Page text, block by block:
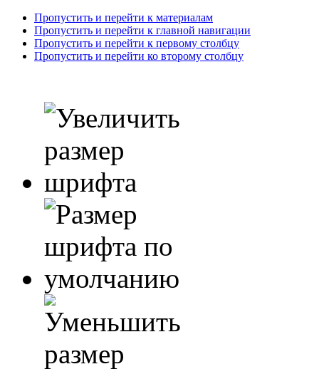
Пропустить и перейти к материалам
Пропустить и перейти к главной навигации
Пропустить и перейти к первому столбцу
Пропустить и перейти ко второму столбцу